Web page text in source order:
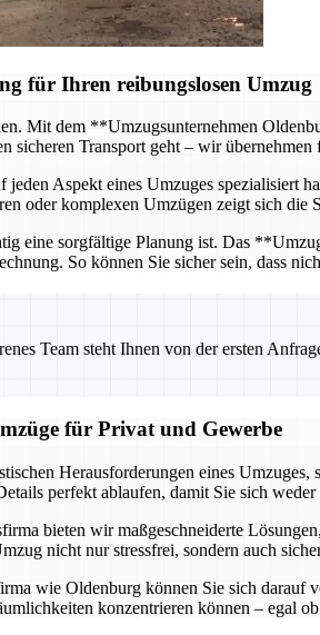
für Ihren reibungslosen Umzug
Mit dem **Umzugsunternehmen
sicheren Transport geht – wir
jeden Aspekt eines Umzuges
oder komplexen Umzügen zeigt sich
eine sorgfältige Planung ist. Das
So können Sie sicher sein, dass
Team steht Ihnen von der ersten
für Privat und Gewerbe
Herausforderungen eines
perfekt ablaufen, damit Sie sich
bieten wir maßgeschneiderte
nicht nur stressfrei, sondern auch
wie Oldenburg können Sie sich darauf
konzentrieren können – egal